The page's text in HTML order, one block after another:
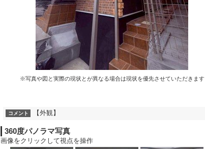
※写真や図と実際の現状とが異なる場合は現状を優先させていただきます
コメント 【外観】
360度パノラマ写真
画像をクリックして視点を操作